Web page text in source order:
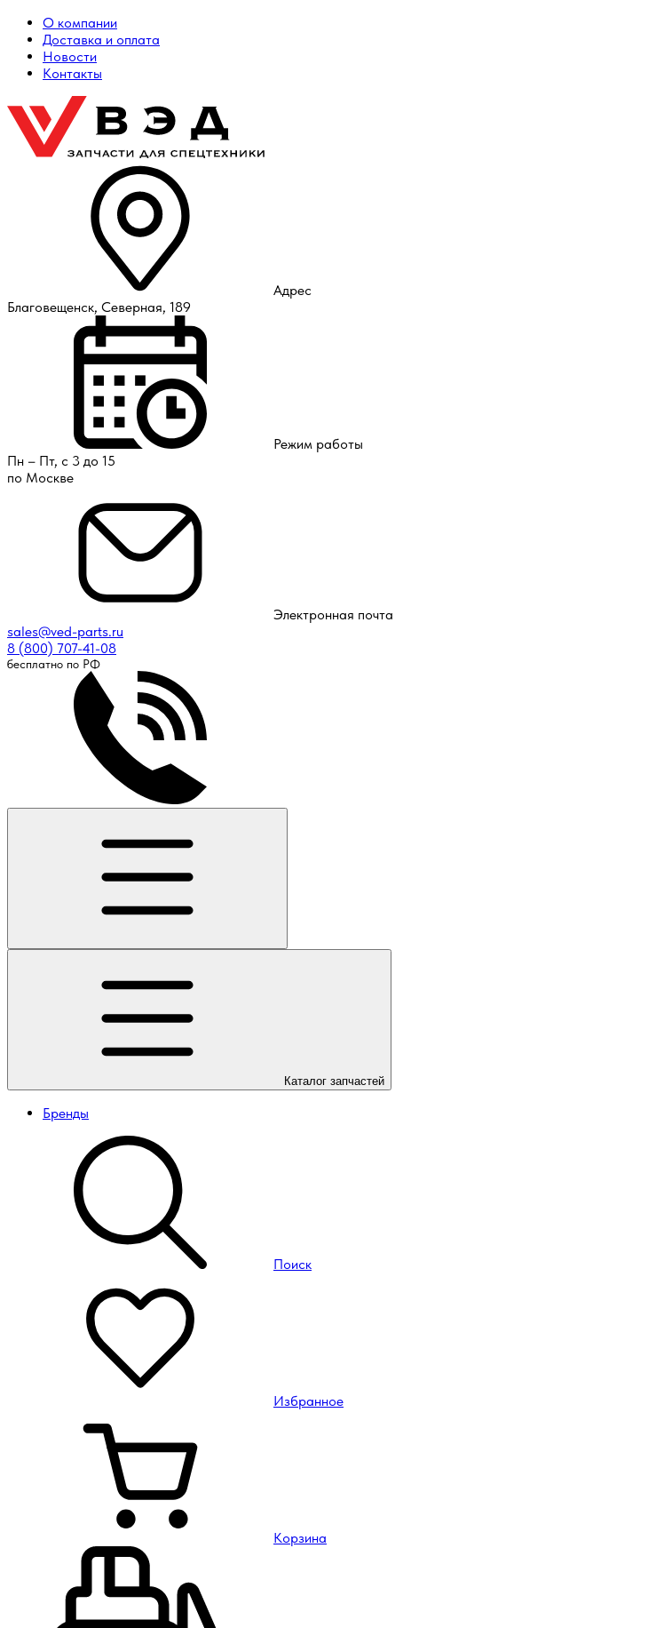
О компании
Доставка и оплата
Новости
Контакты
Адрес
Благовещенск, Северная, 189
Режим работы
Пн – Пт, с 3 до 15
по Москве
Электронная почта
sales@ved-parts.ru
8 (800) 707-41-08
бесплатно по РФ
Каталог запчастей
Бренды
Поиск
Избранное
Корзина